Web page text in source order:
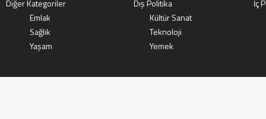
Diğer Kategoriler
Dış Politika
İç
Emlak
Kültür Sanat
Sağlık
Teknoloji
Yaşam
Yemek